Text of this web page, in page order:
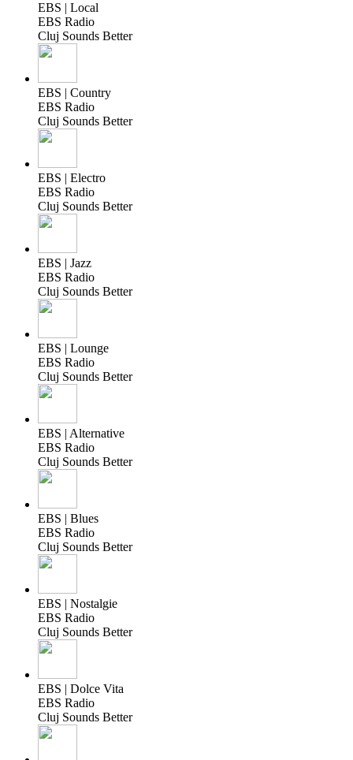
EBS | Local
EBS Radio
Cluj Sounds Better
EBS | Country
EBS Radio
Cluj Sounds Better
EBS | Electro
EBS Radio
Cluj Sounds Better
EBS | Jazz
EBS Radio
Cluj Sounds Better
EBS | Lounge
EBS Radio
Cluj Sounds Better
EBS | Alternative
EBS Radio
Cluj Sounds Better
EBS | Blues
EBS Radio
Cluj Sounds Better
EBS | Nostalgie
EBS Radio
Cluj Sounds Better
EBS | Dolce Vita
EBS Radio
Cluj Sounds Better